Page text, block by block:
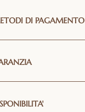
DI PAGAMENTO